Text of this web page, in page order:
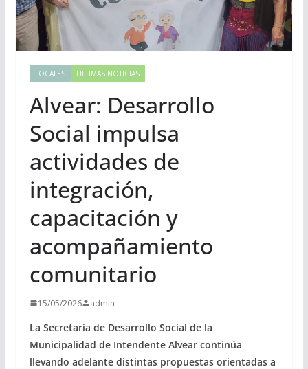
LOCALES ULTIMAS NOTICIAS
Alvear: Desarrollo
Social impulsa
actividades de
integración,
capacitación y
acompañamiento
comunitario
15/05/2026 admin
La Secretaría de Desarrollo Social de la
Municipalidad de Intendente Alvear continúa
llevando adelante distintas propuestas orientadas a